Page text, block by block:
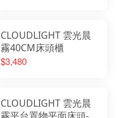
CLOUDLIGHT 雲光晨
霧40CM床頭櫃
$3,480
CLOUDLIGHT 雲光晨
霧平台置物平面床頭-5